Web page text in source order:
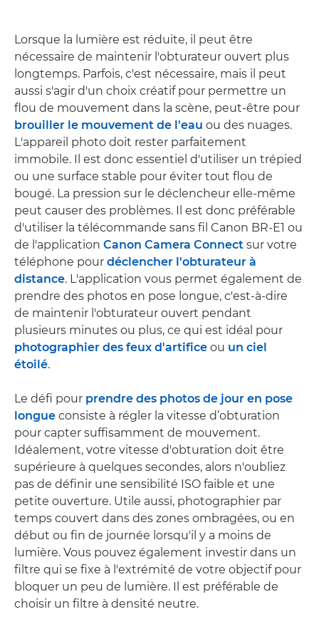
Lorsque la lumière est réduite, il peut être
nécessaire de maintenir l'obturateur ouvert plus
longtemps. Parfois, c'est nécessaire, mais il peut
aussi s'agir d'un choix créatif pour permettre un
flou de mouvement dans la scène, peut-être pour
brouiller le mouvement de l'eau ou des nuages.
L'appareil photo doit rester parfaitement
immobile. Il est donc essentiel d'utiliser un trépied
ou une surface stable pour éviter tout flou de
bougé. La pression sur le déclencheur elle-même
peut causer des problèmes. Il est donc préférable
d'utiliser la télécommande sans fil Canon BR-E1 ou
de l'application Canon Camera Connect sur votre
téléphone pour déclencher l'obturateur à
distance. L'application vous permet également de
prendre des photos en pose longue, c'est-à-dire
de maintenir l'obturateur ouvert pendant
plusieurs minutes ou plus, ce qui est idéal pour
photographier des feux d'artifice ou un ciel
étoilé.
Le défi pour prendre des photos de jour en pose
longue consiste à régler la vitesse d’obturation
pour capter suffisamment de mouvement.
Idéalement, votre vitesse d'obturation doit être
supérieure à quelques secondes, alors n'oubliez
pas de définir une sensibilité ISO faible et une
petite ouverture. Utile aussi, photographier par
temps couvert dans des zones ombragées, ou en
début ou fin de journée lorsqu'il y a moins de
lumière. Vous pouvez également investir dans un
filtre qui se fixe à l'extrémité de votre objectif pour
bloquer un peu de lumière. Il est préférable de
choisir un filtre à densité neutre.